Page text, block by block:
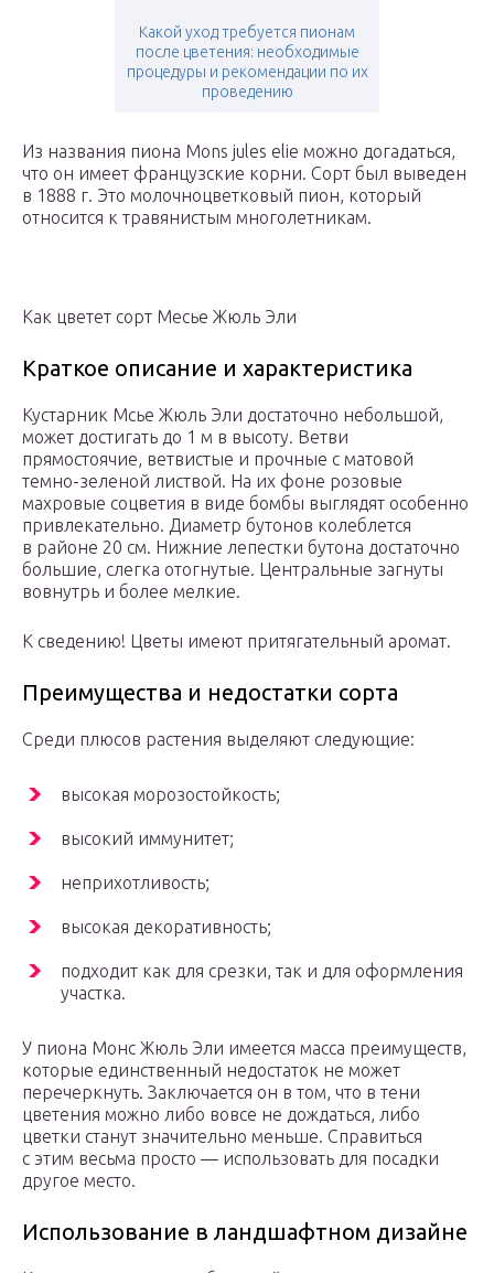
Какой уход требуется пионам
после цветения: необходимые
процедуры и рекомендации по их
проведению
Из названия пиона Mons jules elie можно догадаться,
что он имеет французские корни. Сорт был выведен
в 1888 г. Это молочноцветковый пион, который
относится к травянистым многолетникам.
Как цветет сорт Месье Жюль Эли
Краткое описание и характеристика
Кустарник Мсье Жюль Эли достаточно небольшой,
может достигать до 1 м в высоту. Ветви
прямостоячие, ветвистые и прочные с матовой
темно-зеленой листвой. На их фоне розовые
махровые соцветия в виде бомбы выглядят особенно
привлекательно. Диаметр бутонов колеблется
в районе 20 см. Нижние лепестки бутона достаточно
большие, слегка отогнутые. Центральные загнуты
вовнутрь и более мелкие.
К сведению! Цветы имеют притягательный аромат.
Преимущества и недостатки сорта
Среди плюсов растения выделяют следующие:
высокая морозостойкость;
высокий иммунитет;
неприхотливость;
высокая декоративность;
подходит как для срезки, так и для оформления
участка.
У пиона Монс Жюль Эли имеется масса преимуществ,
которые единственный недостаток не может
перечеркнуть. Заключается он в том, что в тени
цветения можно либо вовсе не дождаться, либо
цветки станут значительно меньше. Справиться
с этим весьма просто — использовать для посадки
другое место.
Использование в ландшафтном дизайне